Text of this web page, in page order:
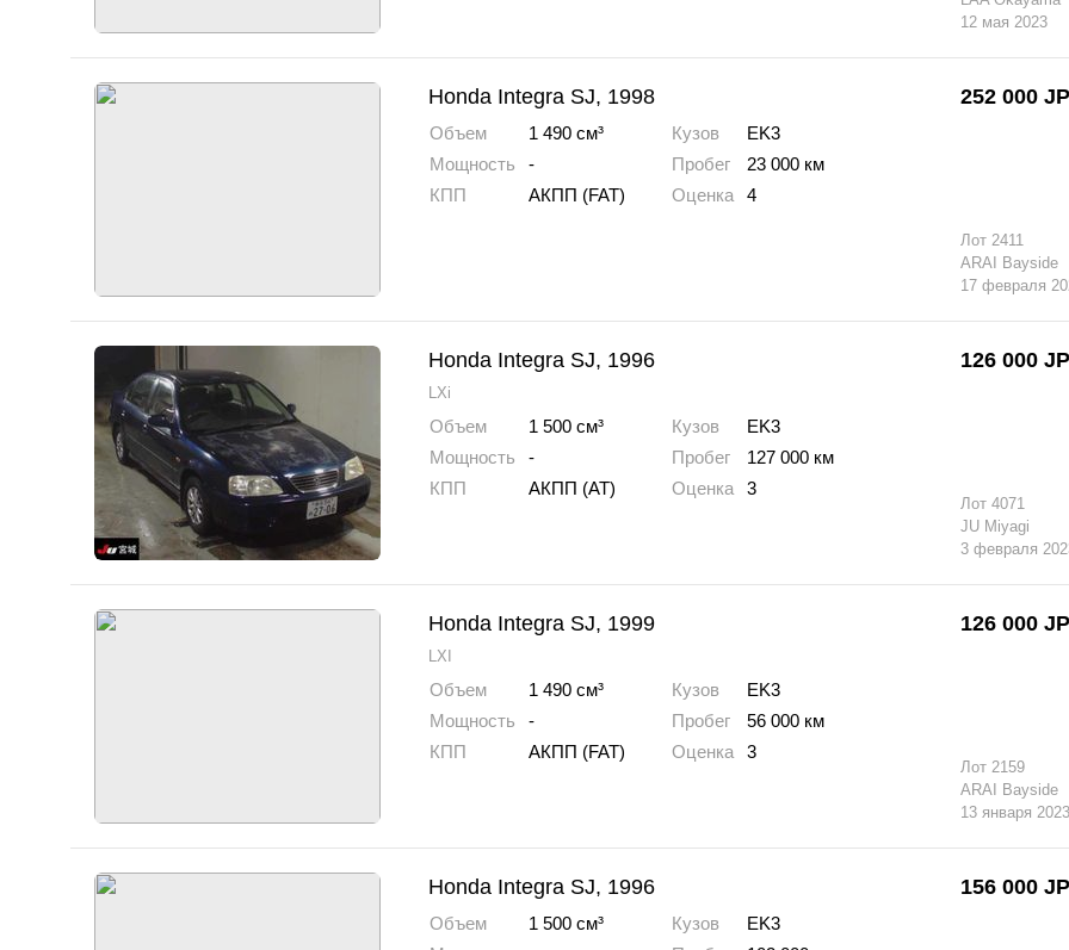
12 мая 2023
Honda Integra SJ, 1998
Объем
1 490 см³
Мощность
-
КПП
АКПП (FAT)
Кузов
EK3
Пробег
23 000 км
Оценка
4
252 000
Лот 2411
ARAI Bayside
17 февраля
Honda Integra SJ, 1996
LXi
Объем
1 500 см³
Мощность
-
КПП
АКПП (AT)
Кузов
EK3
Пробег
127 000 км
Оценка
3
126 000
Лот 4071
JU Miyagi
3 февраля
Honda Integra SJ, 1999
LXI
Объем
1 490 см³
Мощность
-
КПП
АКПП (FAT)
Кузов
EK3
Пробег
56 000 км
Оценка
3
126 000
Лот 2159
ARAI Bayside
13 января 2023
Honda Integra SJ, 1996
Объем
1 500 см³
Кузов
EK3
156 000